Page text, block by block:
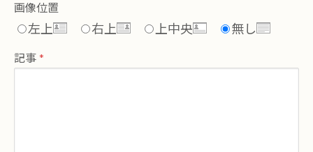
画像位置
左上 右上 上中央 無し
記事